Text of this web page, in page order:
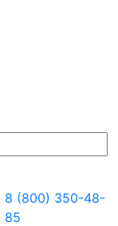
8 (800) 350-48-
85